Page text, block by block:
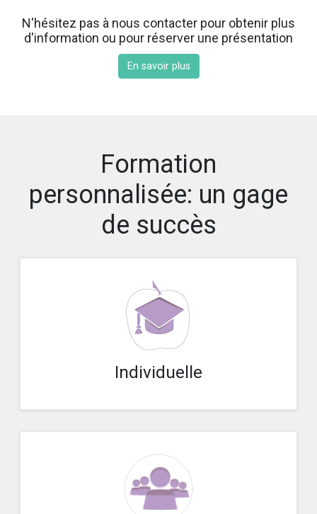
N'hésitez pas à nous contacter pour obtenir plus
d'information ou pour réserver une présentation
En savoir plus
Formation
personnalisée: un gage
de succès
Individuelle